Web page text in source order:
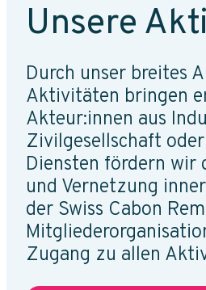
Unsere
Durch unser breites
Aktivitäten bringen
Akteur:innen aus
Zivilgesellschaft
Diensten fördern wir
und Vernetzung
der Swiss Cabon
Zugang zu allen